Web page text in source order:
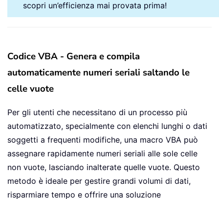
scopri un’efficienza mai provata prima!
Codice VBA - Genera e compila
automaticamente numeri seriali saltando le
celle vuote
Per gli utenti che necessitano di un processo più
automatizzato, specialmente con elenchi lunghi o dati
soggetti a frequenti modifiche, una macro VBA può
assegnare rapidamente numeri seriali alle sole celle
non vuote, lasciando inalterate quelle vuote. Questo
metodo è ideale per gestire grandi volumi di dati,
risparmiare tempo e offrire una soluzione